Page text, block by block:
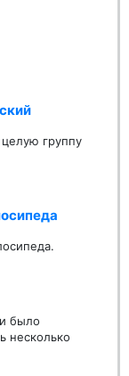
группу
было
несколько